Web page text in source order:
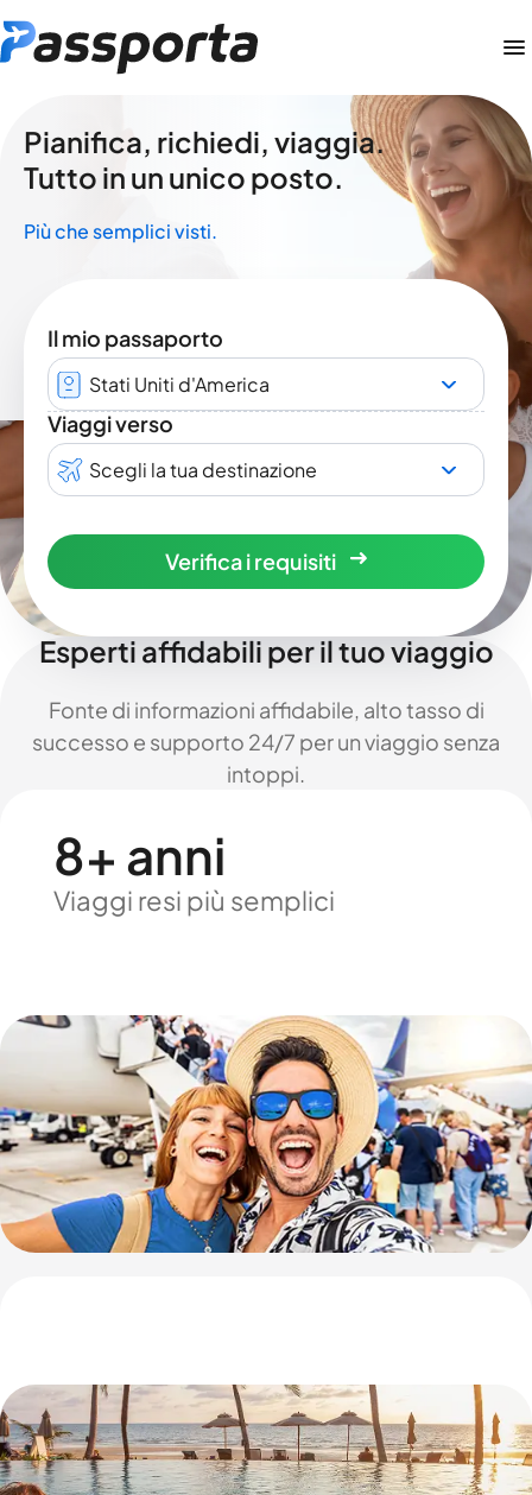
Pianifica, richiedi, viaggia.
Tutto in un unico posto.
Più che semplici visti.
Il mio passaporto
Stati Uniti d'America
Viaggi verso
Scegli la tua destinazione
Verifica i requisiti
Esperti affidabili per il tuo viaggio
Fonte di informazioni affidabile, alto tasso di
successo e supporto 24/7 per un viaggio senza
intoppi.
8+ anni
Viaggi resi più semplici